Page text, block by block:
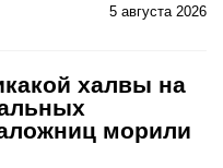
5 августа 2026
халвы на
морили